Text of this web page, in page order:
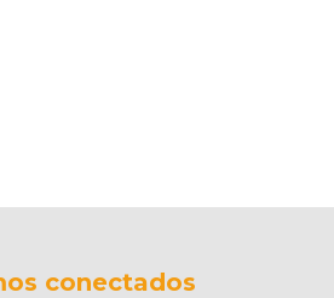
conectados